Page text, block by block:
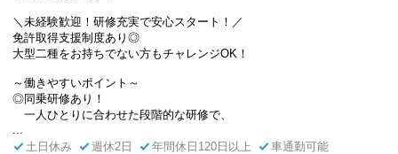
＼未経験歓迎！研修充実で安心スタート！／
免許取得支援制度あり◎
大型二種をお持ちでない方もチャレンジOK！
～働きやすいポイント～
◎同乗研修あり！
一人ひとりに合わせた段階的な研修で、
土日休み
週休2日 年間休日120日以上
車通勤可能